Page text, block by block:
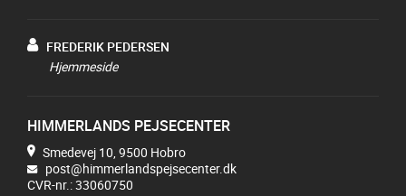
FREDERIK PEDERSEN
Hjemmeside
HIMMERLANDS PEJSECENTER
Smedevej 10, 9500 Hobro
post@himmerlandspejsecenter.dk
CVR-nr.: 33060750